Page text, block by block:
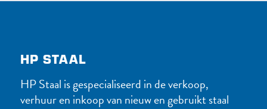
HP STAAL
HP Staal is gespecialiseerd in de verkoop,
verhuur en inkoop van nieuw en gebruikt staal